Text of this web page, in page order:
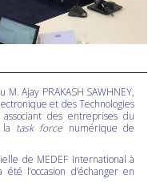
Ajay PRAKASH SAWHNEY,
et des Technologies
des entreprises du
task force numérique de
de MEDEF International à
l’occasion d’échanger en